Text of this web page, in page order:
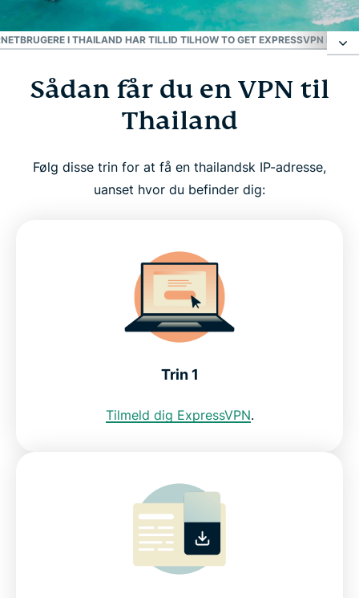
I THAILAND HAR TILLID TILHOW TO GET EXPRESSVPN FOR
Sådan får du en VPN til Thailand
Hvorfor bruge en thailandsk VPN-server?
Se, hvorfor ExpressVPN er den bedste VPN til
Download den thailandske VPN til alle dine
Kan jeg bruge en gratis VPN til at få en thailandsk
Få VPN'en, som internetbrugere i Thailand har tillid
Sådan får du en VPN til
Thailand
Følg disse trin for at få en thailandsk IP-adresse,
uanset hvor du befinder dig:
Trin 1
Tilmeld dig ExpressVPN.